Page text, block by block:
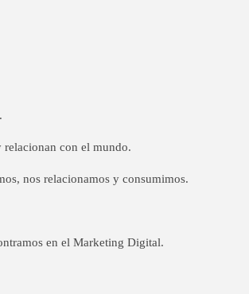
relacionan con el mundo.
nos relacionamos y consumimos.
en el Marketing Digital.